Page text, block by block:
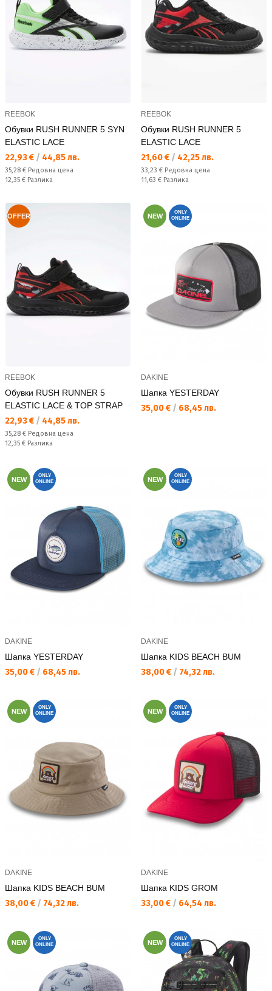
REEBOK
Обувки RUSH RUNNER 5 SYN
ELASTIC LACE
Текуща цена:
22,93 € / 44,85 лв.
Редовна цена:
35,28 € Редовна цена
Спестявате:
12,35 € Разлика
REEBOK
Обувки RUSH RUNNER 5
ELASTIC LACE
Текуща цена:
21,60 € / 42,25 лв.
Редовна цена:
33,23 € Редовна цена
Спестявате:
11,63 € Разлика
OFFER
REEBOK
Обувки RUSH RUNNER 5
ELASTIC LACE & TOP STRAP
Текуща цена:
22,93 € / 44,85 лв.
Редовна цена:
35,28 € Редовна цена
Спестявате:
12,35 € Разлика
NEW
ONLY
ONLINE
DAKINE
Шапка YESTERDAY
Текуща цена:
35,00 € / 68,45 лв.
NEW
ONLY
ONLINE
DAKINE
Шапка YESTERDAY
Текуща цена:
35,00 € / 68,45 лв.
NEW
ONLY
ONLINE
DAKINE
Шапка KIDS BEACH BUM
Текуща цена:
38,00 € / 74,32 лв.
NEW
ONLY
ONLINE
DAKINE
Шапка KIDS BEACH BUM
Текуща цена:
38,00 € / 74,32 лв.
NEW
ONLY
ONLINE
DAKINE
Шапка KIDS GROM
Текуща цена:
33,00 € / 64,54 лв.
NEW
ONLY
ONLINE
NEW
ONLY
ONLINE